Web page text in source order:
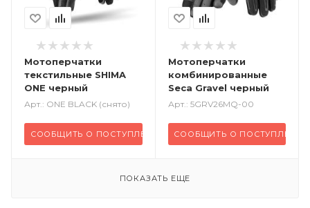
Мотоперчатки
текстильные SHIMA
ONE черный
Арт.: ONE BLACK (снято)
СООБЩИТЬ О ПОСТУПЛЕНИИ
Мотоперчатки
комбинированные
Seca Gravel черный
Арт.: 5GRV26MQ-00
СООБЩИТЬ О ПОСТУПЛЕНИИ
ПОКАЗАТЬ ЕЩЕ